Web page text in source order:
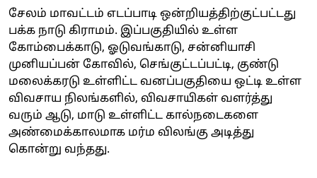
சேலம் மாவட்டம் எடப்பாடி ஒன்றியத்திற்குட்பட்டது
பக்க நாடு கிராமம். இப்பகுதியில் உள்ள
கோம்பைக்காடு, ஓடுவங்காடு, சன்னியாசி
முனியப்பன் கோவில், செங்குட்டப்பட்டி, குண்டு
மலைக்கரடு உள்ளிட்ட வனப்பகுதியை ஒட்டி உள்ள
விவசாய நிலங்களில், விவசாயிகள் வளர்த்து
வரும் ஆடு, மாடு உள்ளிட்ட கால்நடைகளை
அண்மைக்காலமாக மர்ம விலங்கு அடித்து
கொன்று வந்தது.